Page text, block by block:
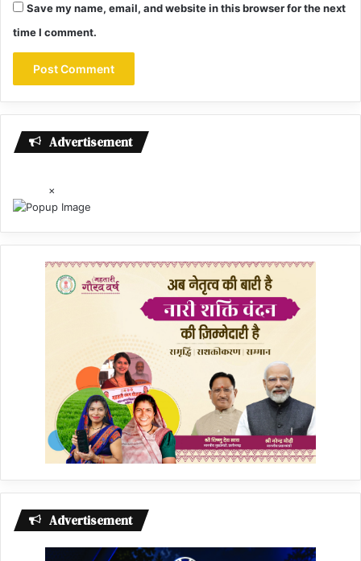
Save my name, email, and website in this browser for the next
time I comment.
Advertisement
×
Advertisement